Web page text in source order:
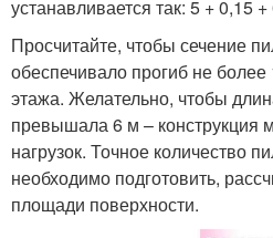
устанавливается так: 5 + 0,15
Просчитайте, чтобы сечение
обеспечивало прогиб не
этажа. Желательно, чтобы
превышала 6 м – конструкция
нагрузок. Точное количество
необходимо подготовить,
площади поверхности.